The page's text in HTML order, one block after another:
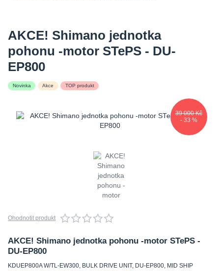
AKCE! Shimano jednotka
pohonu -motor STePS - DU-
EP800
Novinka Akce TOP produkt
39 000 Kč
- 33 %
Ohodnotit produkt
AKCE! Shimano jednotka pohonu -motor STePS -
DU-EP800
KDUEP800A W/TL-EW300, BULK DRIVE UNIT, DU-EP800, MID SHIP